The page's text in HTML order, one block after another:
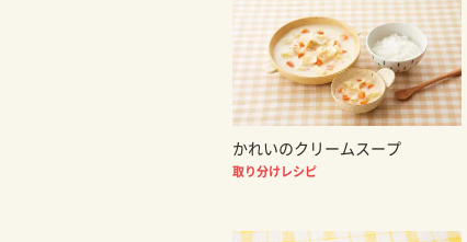
かれいのクリームスープ
取り分けレシピ